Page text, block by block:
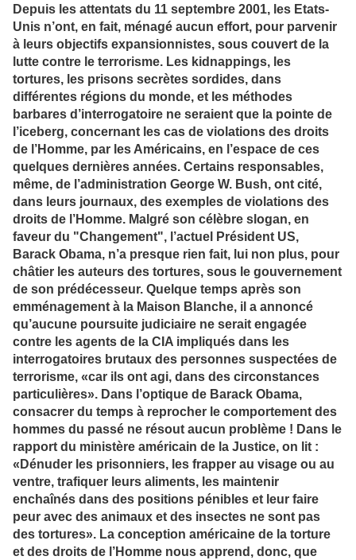
Depuis les attentats du 11 septembre 2001, les Etats-
Unis n’ont, en fait, ménagé aucun effort, pour parvenir
à leurs objectifs expansionnistes, sous couvert de la
lutte contre le terrorisme. Les kidnappings, les
tortures, les prisons secrètes sordides, dans
différentes régions du monde, et les méthodes
barbares d’interrogatoire ne seraient que la pointe de
l’iceberg, concernant les cas de violations des droits
de l’Homme, par les Américains, en l’espace de ces
quelques dernières années. Certains responsables,
même, de l’administration George W. Bush, ont cité,
dans leurs journaux, des exemples de violations des
droits de l’Homme. Malgré son célèbre slogan, en
faveur du "Changement", l’actuel Président US,
Barack Obama, n’a presque rien fait, lui non plus, pour
châtier les auteurs des tortures, sous le gouvernement
de son prédécesseur. Quelque temps après son
emménagement à la Maison Blanche, il a annoncé
qu’aucune poursuite judiciaire ne serait engagée
contre les agents de la CIA impliqués dans les
interrogatoires brutaux des personnes suspectées de
terrorisme, «car ils ont agi, dans des circonstances
particulières». Dans l’optique de Barack Obama,
consacrer du temps à reprocher le comportement des
hommes du passé ne résout aucun problème ! Dans le
rapport du ministère américain de la Justice, on lit :
«Dénuder les prisonniers, les frapper au visage ou au
ventre, trafiquer leurs aliments, les maintenir
enchaînés dans des positions pénibles et leur faire
peur avec des animaux et des insectes ne sont pas
des tortures». La conception américaine de la torture
et des droits de l’Homme nous apprend, donc, que